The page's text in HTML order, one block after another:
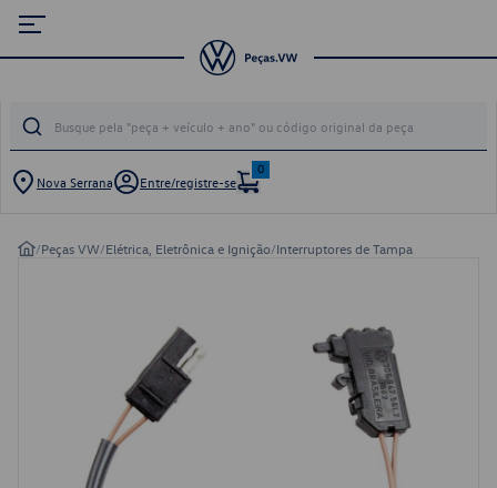
Nova Serrana Entre/registre-se
0
/Peças VW/Elétrica, Eletrônica e Ignição/Interruptores de Tampa